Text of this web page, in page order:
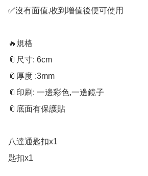
✅沒有面值,收到增值後便可使用
🔥規格
📎尺寸: 6cm
📎厚度 :3mm
📎印刷: 一邊彩色,一邊鏡子
📎底面有保護貼
八達通匙扣x1
匙扣x1